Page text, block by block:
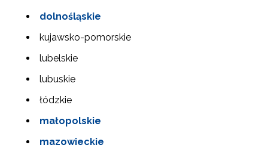
dolnośląskie
kujawsko-pomorskie
lubelskie
lubuskie
łódzkie
małopolskie
mazowieckie